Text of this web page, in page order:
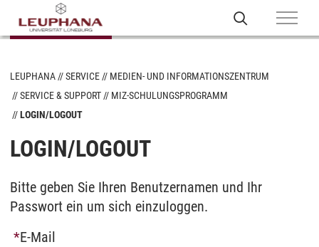
LEUPHANA SERVICE
MEDIEN- UND INFORMATIONSZENTRUM
SERVICE & SUPPORT
MIZ-SCHULUNGSPROGRAMM
LOGIN/LOGOUT
LOGIN/LOGOUT
Bitte geben Sie Ihren Benutzernamen und Ihr
Passwort ein um sich einzuloggen.
E-Mail